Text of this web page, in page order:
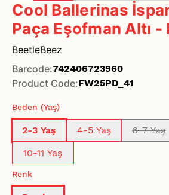
Cool Ballerinas
Paça Eşofman Altı -
BeetleBeez
Barcode:742406723960
Product Code:FW25PD_41
Beden (Yaş)
2-3 Yaş 4-5 Yaş 6-7 Yaş
10-11 Yaş
Renk